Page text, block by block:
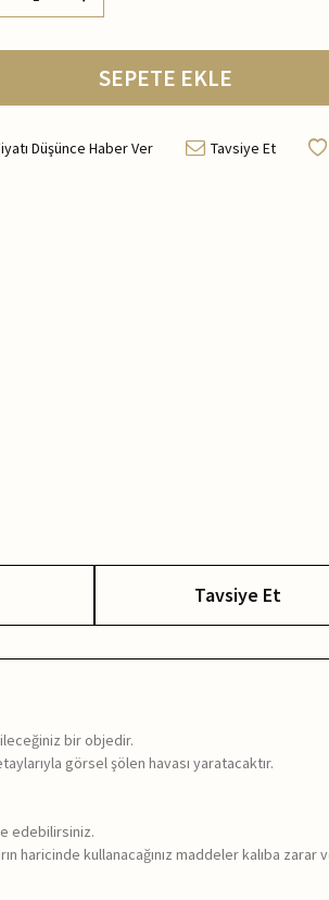
SEPETE EKLE
Düşünce Haber Ver Tavsiye Et
Tavsiye Et
bir objedir.
görsel şölen havası yaratacaktır.
edebilirsiniz.
haricinde kullanacağınız maddeler kalıba zarar